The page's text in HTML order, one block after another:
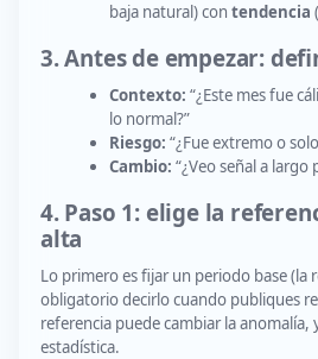
baja natural) con tendencia
3. Antes de empezar:
Contexto: “¿Este mes fue
lo normal?”
Riesgo: “¿Fue extremo o
Cambio: “¿Veo señal a largo
4. Paso 1: elige la
alta
Lo primero es fijar un periodo base (la
obligatorio decirlo cuando publiques
referencia puede cambiar la anomalía,
estadística.